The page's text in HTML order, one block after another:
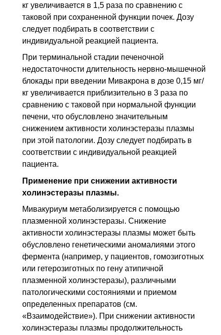
кг увеличивается в 1,5 раза по сравнению с
таковой при сохраненной функции почек. Дозу
следует подбирать в соответствии с
индивидуальной реакцией пациента.
При терминальной стадии печеночной
недостаточности длительность нервно-мышечной
блокады при введении Мивакрона в дозе 0,15 мг/
кг увеличивается приблизительно в 3 раза по
сравнению с таковой при нормальной функции
печени, что обусловлено значительным
снижением активности холинэстеразы плазмы
при этой патологии. Дозу следует подбирать в
соответствии с индивидуальной реакцией
пациента.
Применение при снижении активности
холинэстеразы плазмы.
Мивакуриум метаболизируется с помощью
плазменной холинэстеразы. Снижение
активности холинэстеразы плазмы может быть
обусловлено генетическими аномалиями этого
фермента (например, у пациентов, гомозиготных
или гетерозиготных по гену атипичной
плазменной холинэстеразы), различными
патологическими состояниями и приемом
определенных препаратов (см.
«Взаимодействие»). При снижении активности
холинэстеразы плазмы продолжительность